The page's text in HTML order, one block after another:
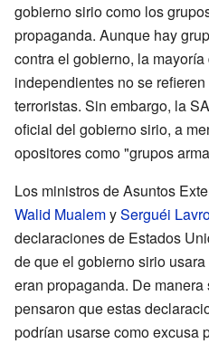
gobierno sirio como los
propaganda. Aunque hay
contra el gobierno, la
independientes no se
terroristas. Sin embargo, la
oficial del gobierno sirio, a
opositores como "grupos
Los ministros de Asuntos
Walid MualemySerguéi
declaraciones de Estados
de que el gobierno sirio
eran propaganda. De
pensaron que estas
podrían usarse como excusa